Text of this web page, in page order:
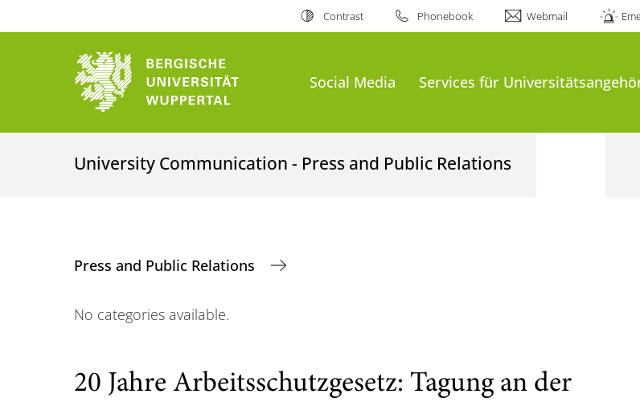
Contrast Phonebook Webmail
Social Media Services für
University Communication - Press and Public Relations
Press and Public Relations
No categories available.
20 Jahre Arbeitsschutzgesetz: Tagung an der